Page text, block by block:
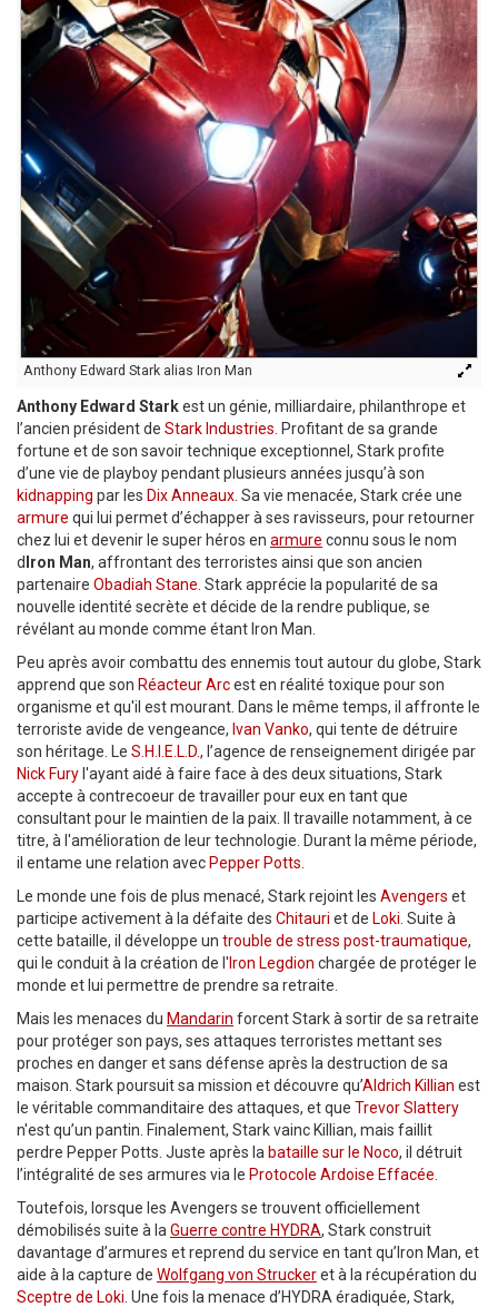
Anthony Edward Stark alias Iron Man
Anthony Edward Starkest un génie, milliardaire, philanthrope et
l’ancien président de Stark Industries . Profitant de sa grande
fortune et de son savoir technique exceptionnel, Stark profite
d’une vie de playboy pendant plusieurs années jusqu’à son
kidnapping par les Dix Anneaux . Sa vie menacée, Stark crée une
armure qui lui permet d’échapper à ses ravisseurs, pour retourner
chez lui et devenir le super héros en armure connu sous le nom
d Iron Man, affrontant des terroristes ainsi que son ancien
partenaire Obadiah Stane . Stark apprécie la popularité de sa
nouvelle identité secrète et décide de la rendre publique, se
révélant au monde comme étant Iron Man.
Peu après avoir combattu des ennemis tout autour du globe, Stark
apprend que son Réacteur Arcest en réalité toxique pour son
organisme et qu'il est mourant. Dans le même temps, il affronte le
terroriste avide de vengeance, Ivan Vanko, qui tente de détruire
son héritage. Le S.H.I.E.L.D., l’agence de renseignement dirigée par
Nick Fury l'ayant aidé à faire face à des deux situations, Stark
accepte à contrecoeur de travailler pour eux en tant que
consultant pour le maintien de la paix. Il travaille notamment, à ce
titre, à l'amélioration de leur technologie. Durant la même période,
il entame une relation avec Pepper Potts
Le monde une fois de plus menacé, Stark rejoint les Avengers et
participe activement à la défaite des Chitauri et de Loki . Suite à
cette bataille, il développe un trouble de stress post-traumatique,
qui le conduit à la création de l' Iron Legdion chargée de protéger le
monde et lui permettre de prendre sa retraite.
Mais les menaces du Mandarin forcent Stark à sortir de sa retraite
pour protéger son pays, ses attaques terroristes mettant ses
proches en danger et sans défense après la destruction de sa
maison. Stark poursuit sa mission et découvre qu’Aldrich Killian est
le véritable commanditaire des attaques, et que Trevor Slattery
n'est qu’un pantin. Finalement, Stark vainc Killian, mais faillit
perdre Pepper Potts. Juste après la bataille sur le Noco, il détruit
l’intégralité de ses armures via le Protocole Ardoise Effacée
Toutefois, lorsque les Avengers se trouvent officiellement
démobilisés suite à la Guerre contre HYDRA, Stark construit
davantage d’armures et reprend du service en tant qu’Iron Man, et
aide à la capture de Wolfgang von Struckeret à la récupération du
Sceptre de Loki . Une fois la menace d’HYDRA éradiquée, Stark,